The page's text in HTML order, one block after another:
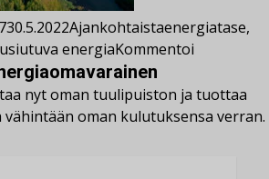
30.5.2022Ajankohtaistaenergiatase,
energiaKommentoi
nyt oman tuulipuiston ja tuottaa
oman kulutuksensa verran.